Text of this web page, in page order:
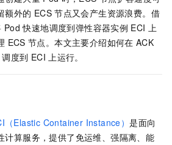
额外的 ECS 节点又会产生资源浪费。借
Pod 快速地调度到弹性容器实例 ECI 上
ECS 节点。本文主要介绍如何在 ACK
调度到 ECI 上运行。
（Elastic Container Instance）是面向
计算服务，提供了免运维、强隔离、能